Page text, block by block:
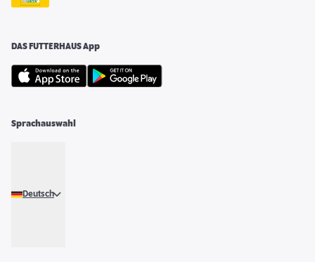
DAS FUTTERHAUS App
Sprachauswahl
Deutsch